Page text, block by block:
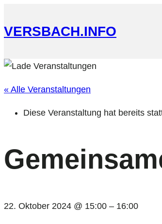
VERSBACH.INFO
« Alle Veranstaltungen
Diese Veranstaltung hat bereits
22. Oktober 2024 @ 15:00 – 16:00